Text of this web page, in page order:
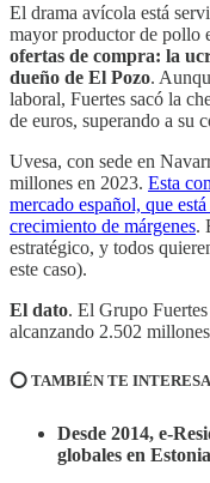
El drama avícola está
mayor productor de pollo
ofertas de compra: la
dueño de El Pozo.
laboral, Fuertes sacó la
de euros, superando a su
Uvesa, con sede en
millones en 2023. Esta
mercado español, que
crecimiento de márgenes.
estratégico, y todos
este caso).
El dato. El Grupo
alcanzando 2.502
⭕️ TAMBIÉN TE
Desde 2014, e-
globales en Estonia